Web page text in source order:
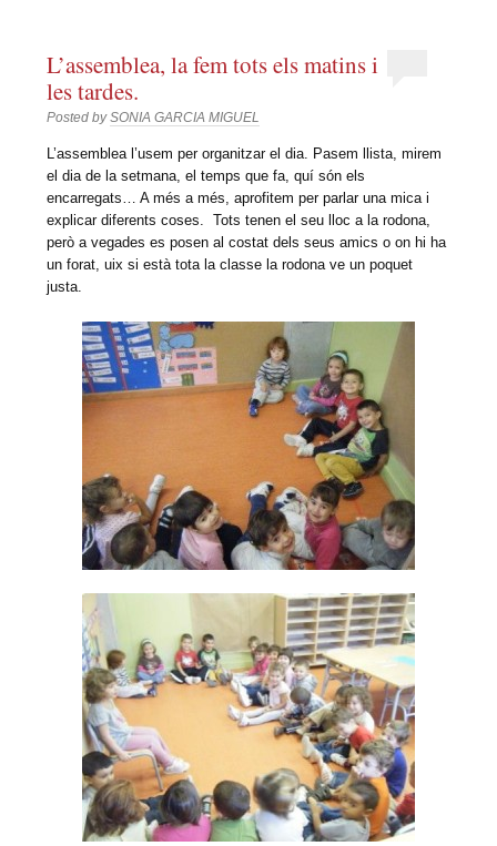
L’assemblea, la fem tots els matins i
les tardes.
Posted bySONIA GARCIA MIGUEL
L’assemblea l’usem per organitzar el dia. Pasem llista, mirem
el dia de la setmana, el temps que fa, quí són els
encarregats… A més a més, aprofitem per parlar una mica i
explicar diferents coses. Tots tenen el seu lloc a la rodona,
però a vegades es posen al costat dels seus amics o on hi ha
un forat, uix si està tota la classe la rodona ve un poquet
justa.